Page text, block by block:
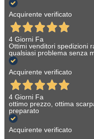
Acquirente verificato
4 Giorni Fa
Ottimi venditori spedizioni
qualsiasi problema senza
Acquirente verificato
4 Giorni Fa
ottimo prezzo, ottima
preparato
Acquirente verificato